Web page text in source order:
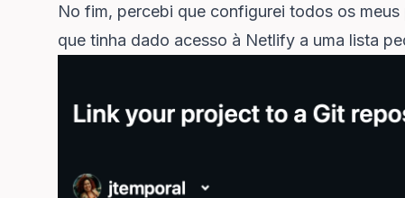
No fim, percebi que configurei todos os
que tinha dado acesso à Netlify a uma lista